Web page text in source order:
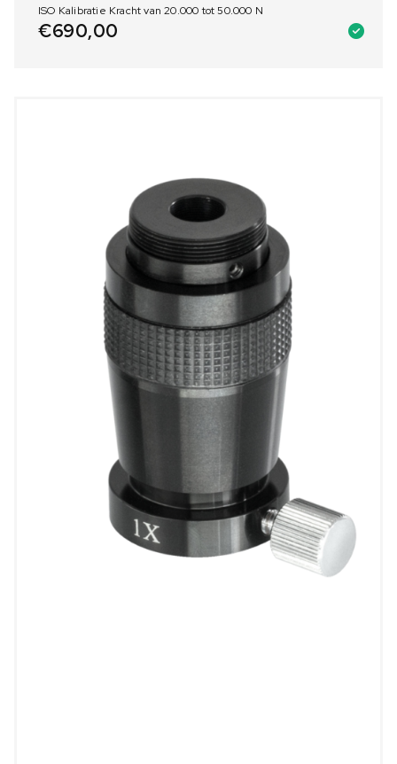
ISO Kalibratie Kracht van 20.000 tot 50.000 N
€690,00